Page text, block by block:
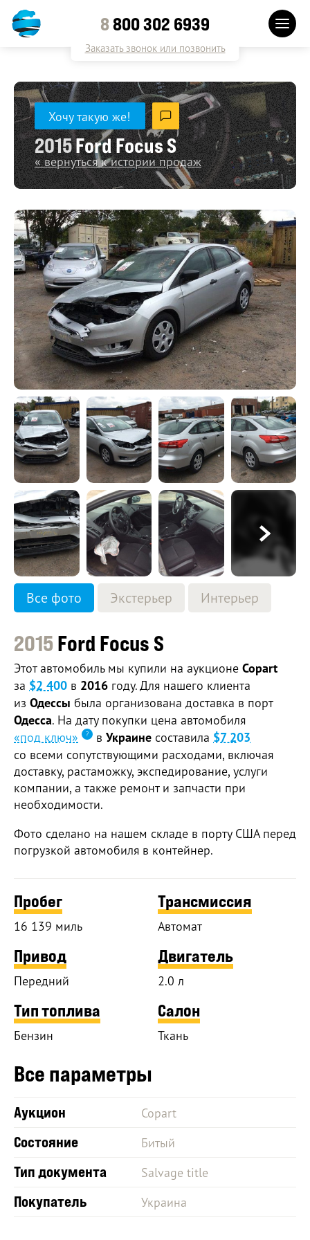
8800 302 6939
Заказать звонок или позвонить
2015Ford Focus S
« вернуться к истории продаж
Хочу такую же!
Все фото Экстерьер Интерьер
2015 Ford Focus S
Этот автомобиль мы купили на аукционе Copart
за $2 400 в 2016 году. Для нашего клиента
из Одессы была организована доставка в порт
Одесса. На дату покупки цена автомобиля
«под ключ»
в Украине составила $7 203
со всеми сопутствующими расходами, включая
доставку, растаможку, экспедирование, услуги
компании, а также ремонт и запчасти при
необходимости.
Фото сделано на нашем складе в порту США перед
погрузкой автомобиля в контейнер.
Пробег
16 139 миль
Трансмиссия
Автомат
Привод
Передний
Двигатель
2.0 л
Тип топлива
Бензин
Салон
Ткань
Все параметры
Аукцион Copart
Состояние Битый
Тип документа Salvage title
Покупатель Украина